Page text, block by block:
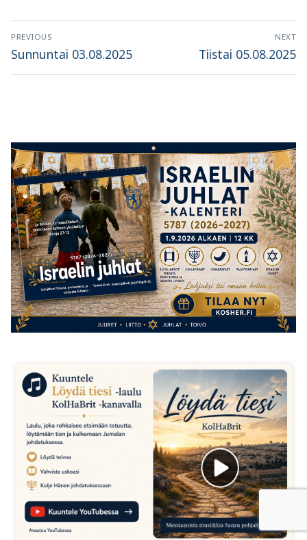
Artikkelien
selaus
PREVIOUS
Previous
Sunnuntai 03.08.2025
NEXT
Next
Tiistai 05.08.2025